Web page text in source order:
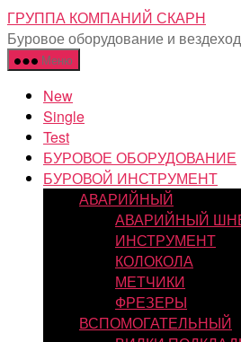
Перейти
к
содержимому
ГРУППА КОМПАНИЙ СКАРН
Буровое оборудование и
Меню
New
Single
Test
БУРОВОЕ ОБОРУДОВАНИЕ
БУРОВОЙ ИНСТРУМЕНТ
АВАРИЙНЫЙ
АВАРИЙНЫЙ
ИНСТРУМЕНТ
КОЛОКОЛА
МЕТЧИКИ
ФРЕЗЕРЫ
ВСПОМОГАТЕЛЬНЫЙ